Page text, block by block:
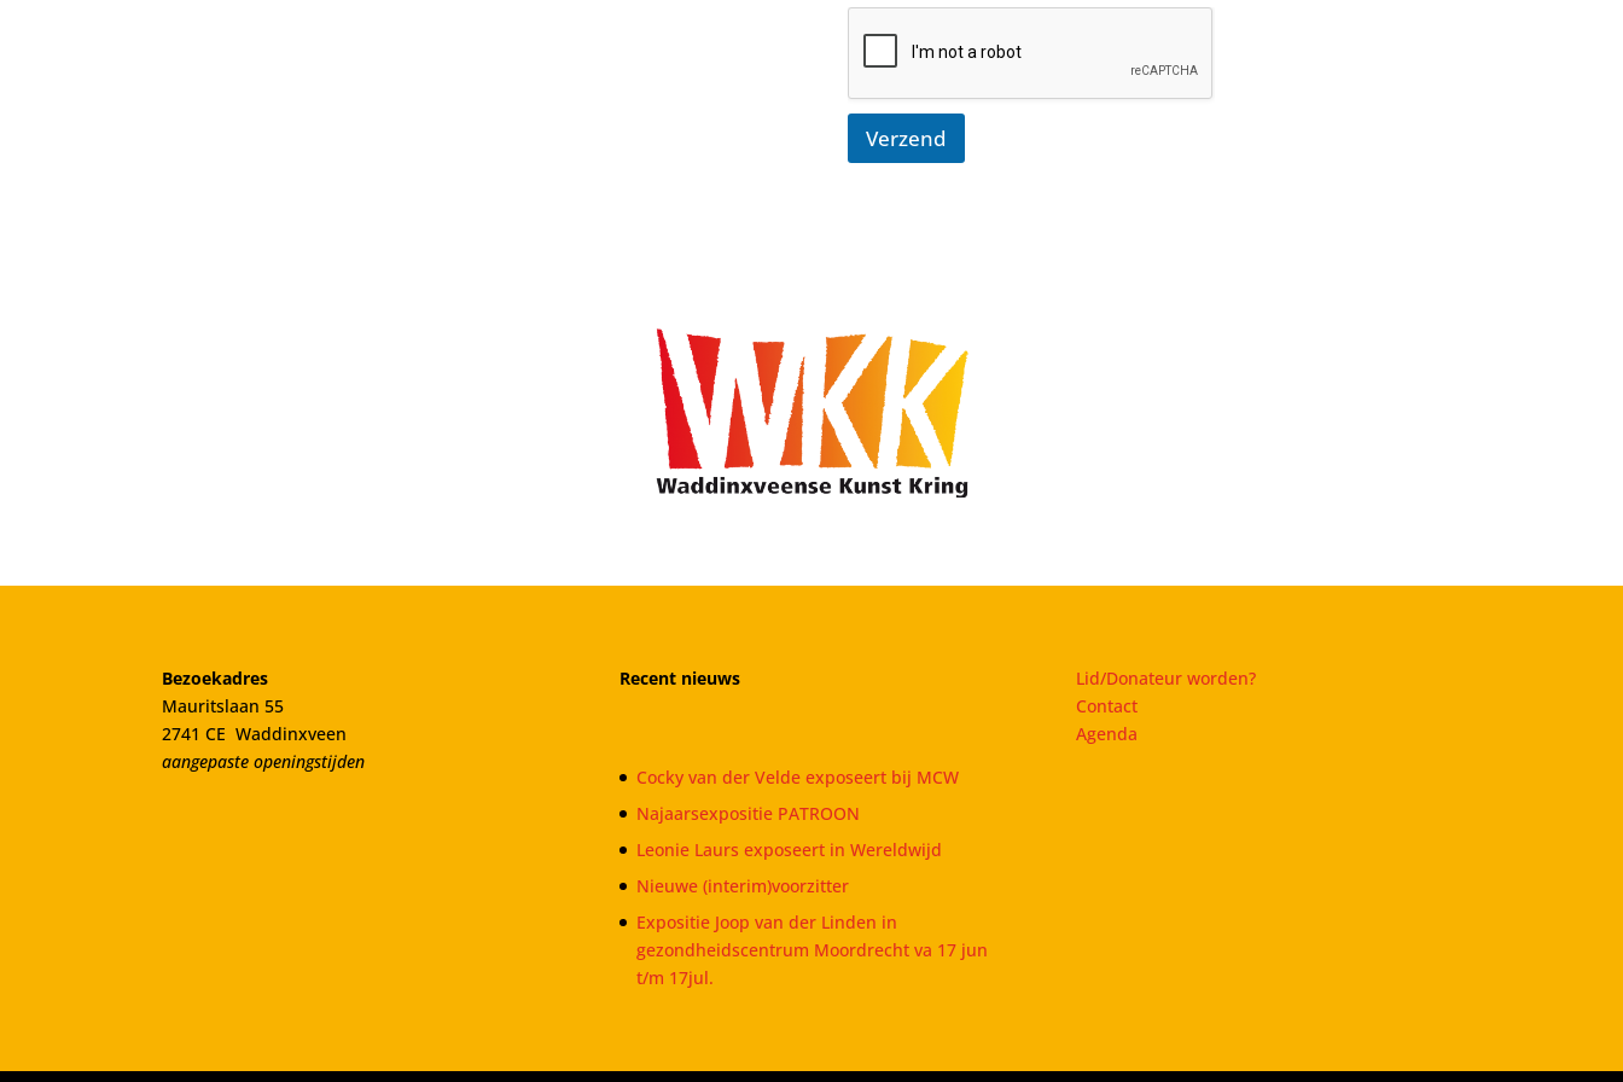
Verzend
Bezoekadres
Mauritslaan 55
2741 CE Waddinxveen
aangepaste openingstijden
Recent nieuws
Cocky van der Velde exposeert bij MCW
Najaarsexpositie PATROON
Leonie Laurs exposeert in Wereldwijd
Nieuwe (interim)voorzitter
Expositie Joop van der Linden in
gezondheidscentrum Moordrecht va 17 jun
t/m 17jul.
Lid/Donateur worden?
Contact
Agenda